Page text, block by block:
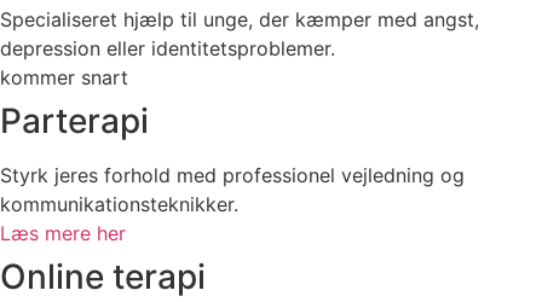
direkte konkurrence vinder generikaene løbende større
markedsandele og bliver for mange brugere det foretrukne
valg.
Specialiseret hjælp til unge, der kæmper med angst,
depression eller identitetsproblemer.
kommer snart
Parterapi
Styrk jeres forhold med professionel vejledning og
kommunikationsteknikker.
Læs mere her
Online terapi